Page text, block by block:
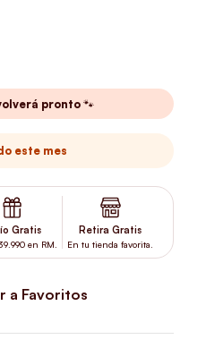
pronto 🐾
este mes
Gratis
en RM.
Retira Gratis
En tu tienda favorita.
a Favoritos